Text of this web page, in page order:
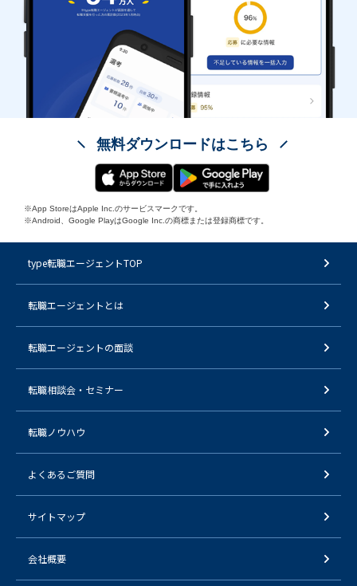
無料ダウンロードはこちら
※App StoreはApple Inc.のサービスマークです。
※Android、Google PlayはGoogle Inc.の商標または登録商標です。
type転職エージェントTOP
転職エージェントとは
転職エージェントの面談
転職相談会・セミナー
転職ノウハウ
よくあるご質問
サイトマップ
会社概要